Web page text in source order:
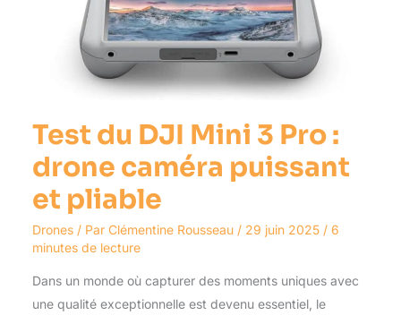
Test du DJI Mini 3 Pro :
drone caméra puissant
et pliable
Drones/ Par Clémentine Rousseau / 29 juin 2025 / 6
minutes de lecture
Dans un monde où capturer des moments uniques avec
une qualité exceptionnelle est devenu essentiel, le